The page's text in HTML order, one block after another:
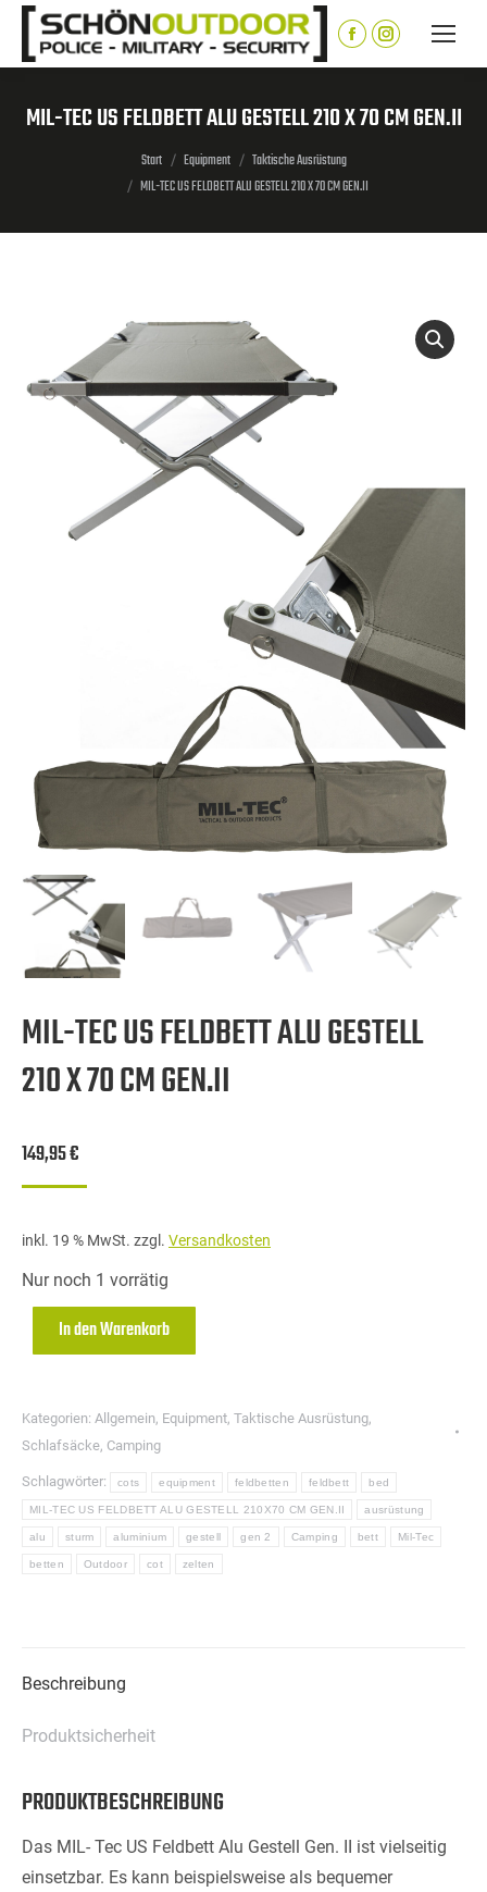
springen
Facebook
page
in
window
Instagram
page
in
MIL-TEC US FELDBETT ALU GESTELL 210 X 70 CM GEN.II
Sie befinden sich hier:
Start Equipment
Taktische Ausrüstung
MIL-TEC US FELDBETT ALU GESTELL 210 X 70 CM GEN.II
MIL-TEC US FELDBETT ALU GESTELL
210 X 70 CM GEN.II
149,95€
inkl. 19 % MwSt. zzgl. Versandkosten
Nur noch 1 vorrätig
In den Warenkorb
Kategorien: Allgemein, Equipment, Taktische Ausrüstung,
Schlafsäcke, Camping
Schlagwörter: cots equipment feldbetten feldbett bed
MIL-TEC US FELDBETT ALU GESTELL 210X70 CM GEN.II ausrüstung
alu sturm aluminium gestell gen 2 Camping bett Mil-Tec
betten Outdoor cot zelten
Beschreibung
Produktsicherheit
PRODUKTBESCHREIBUNG
Das MIL- Tec US Feldbett Alu Gestell Gen. II ist vielseitig
einsetzbar. Es kann beispielsweise als bequemer